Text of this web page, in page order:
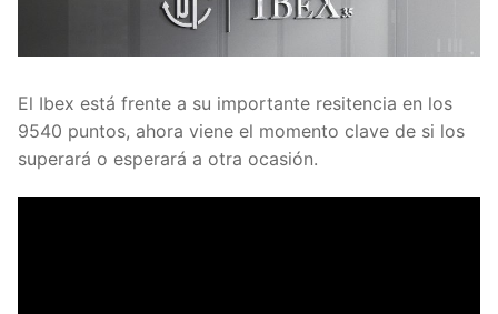
El Ibex está frente a su importante resitencia en los
9540 puntos, ahora viene el momento clave de si los
superará o esperará a otra ocasión.